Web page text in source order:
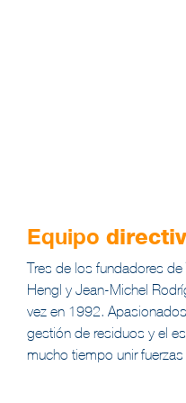
Equipo
Tres de los fundadores
Hengl y Jean-Michel
vez en 1992.
gestión de residuos y el
mucho tiempo unir